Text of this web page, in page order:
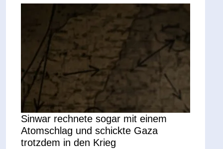
Sinwar rechnete sogar mit einem
Atomschlag und schickte Gaza
trotzdem in den Krieg